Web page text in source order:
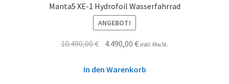
Manta5 XE-1 Hydrofoil Wasserfahrrad
ANGEBOT!
10.490,00€ 4.490,00€ inkl. MwSt.
In den Warenkorb